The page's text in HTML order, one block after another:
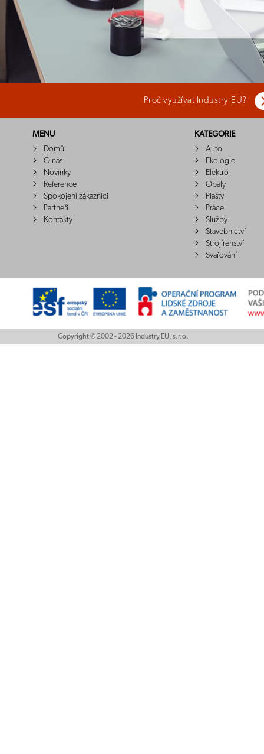
Proč využívat Industry-EU?
MENU
Domů
O nás
Novinky
Reference
Spokojení zákazníci
Partneři
Kontakty
KATEGORIE
Auto
Ekologie
Elektro
Obaly
Plasty
Práce
Služby
Stavebnictví
Strojírenství
Svařování
Copyright © 2002 - 2026 Industry EU, s.r.o.